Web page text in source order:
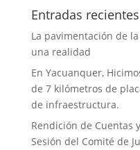
Entradas recientes
La pavimentación de
una realidad
En Yacuanquer,
de 7 kilómetros de
de infraestructura.
Rendición de Cuentas
Sesión del Comité de